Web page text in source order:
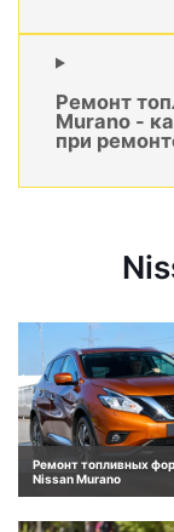
Ремонт
Murano -
при
Ремонт топливных
Nissan Murano